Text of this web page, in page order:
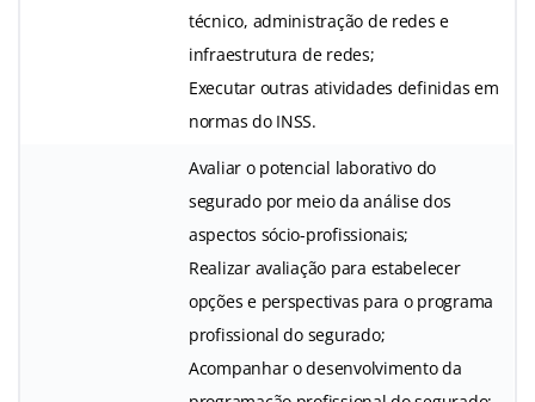
técnico, administração de redes e
infraestrutura de redes;
Executar outras atividades definidas em
normas do INSS.
Avaliar o potencial laborativo do
segurado por meio da análise dos
aspectos sócio-profissionais;
Realizar avaliação para estabelecer
opções e perspectivas para o programa
profissional do segurado;
Acompanhar o desenvolvimento da